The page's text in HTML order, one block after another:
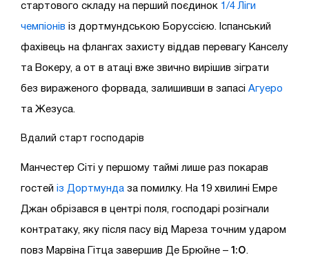
стартового складу на перший поєдинок 1/4 Ліги
чемпіонів із дортмундською Боруссією. Іспанський
фахівець на флангах захисту віддав перевагу Канселу
та Вокеру, а от в атаці вже звично вирішив зіграти
без вираженого форвада, залишивши в запасі Агуеро
та Жезуса.
Вдалий старт господарів
Манчестер Сіті у першому таймі лише раз покарав
гостей із Дортмунда за помилку. На 19 хвилині Емре
Джан обрізався в центрі поля, господарі розігнали
контратаку, яку після пасу від Мареза точним ударом
повз Марвіна Гітца завершив Де Брюйне – 1:0